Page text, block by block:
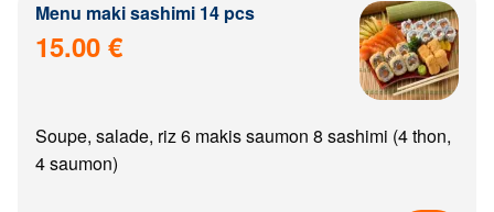
Menu maki sashimi 14 pcs
15.00 €
Soupe, salade, riz 6 makis saumon 8 sashimi (4 thon,
4 saumon)